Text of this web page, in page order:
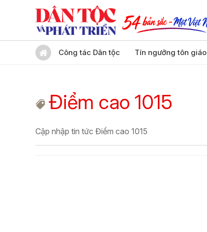
Công tác Dân tộc Tín ngưỡng tôn giáo
Điểm cao 1015
Cập nhập tin tức Điểm cao 1015